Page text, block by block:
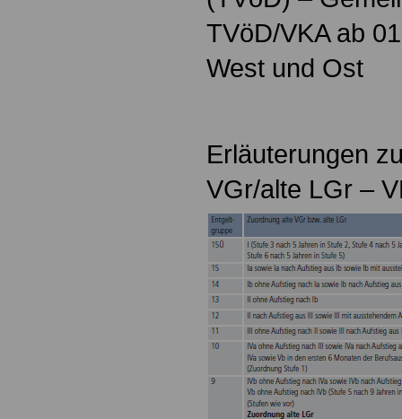
TVöD/VKA ab
West und Ost
Erläuterungen
VGr/alte LGr –